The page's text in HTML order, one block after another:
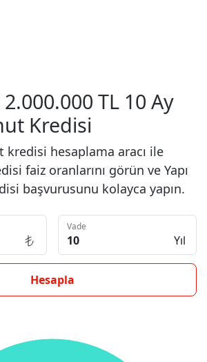
2.000.000 TL 10 Ay
Kredisi
kredisi hesaplama aracı ile
faiz oranlarını görün ve Yapı
başvurusunu kolayca yapın.
Vade
Yıl
Hesapla